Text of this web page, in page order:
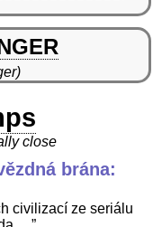
close
brána:
civilizací ze seriálu